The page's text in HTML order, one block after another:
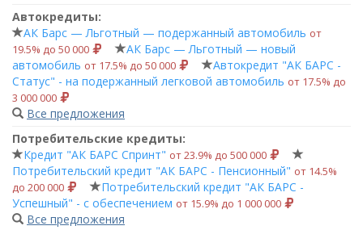
Автокредиты:
АК Барс — Льготный — подержанный автомобиль от
19.5% до 50 000
АК Барс — Льготный — новый
автомобиль от 17.5% до 50 000
Автокредит "АК БАРС -
Статус" - на подержанный легковой автомобиль от 17.5% до
3 000 000
Все предложения
Потребительские кредиты:
Кредит "АК БАРС Спринт" от 23.9% до 500 000
Потребительский кредит "АК БАРС - Пенсионный" от 14.5%
до 200 000
Потребительский кредит "АК БАРС -
Успешный" - с обеспечением от 15.9% до 1 000 000
Все предложения